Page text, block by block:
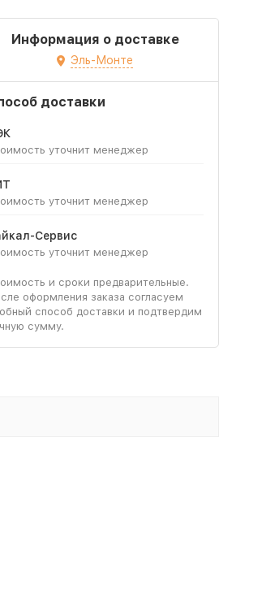
Информация о доставке
Эль-Монте
доставки
уточнит менеджер
уточнит менеджер
Сервис
уточнит менеджер
и сроки предварительные.
оформления заказа согласуем
способ доставки и подтвердим
сумму.